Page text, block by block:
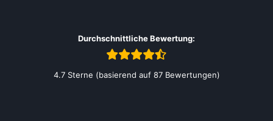
Durchschnittliche Bewertung:
4.7 Sterne (basierend auf 87 Bewertungen)